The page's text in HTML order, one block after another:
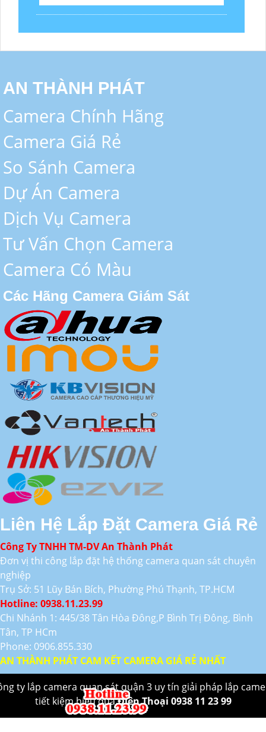
AN THÀNH PHÁT
Camera Chính Hãng
Camera Giá Rẻ
So Sánh Camera
Dự Án Camera
Dịch Vụ Camera
Tư Vấn Chọn Camera
Camera Có Màu
Các Hãng Camera Giám Sát
Liên Hệ Lắp Đặt Camera Giá Rẻ
Công Ty TNHH TM-DV An Thành Phát
Đơn vị thi công lắp đặt hệ thống camera quan sát chuyên
nghiệp
Trụ Sở: 51 Lũy Bán Bích, Phường Phú Thạnh, TP.HCM
Hotline: 0938.11.23.99
Chi Nhánh 1: 445/38 Tân Hòa Đông,P Bình Trị Đông, Bình
Tân, TP HCm
Phone: 0906.855.330
AN THÀNH PHÁT CAM KẾT CAMERA GIÁ RẺ NHẤT
ty lắp camera quan sát quận 3 uy tín giải pháp lắp
tiết kiệm hiệu quảĐiên Thoại 0938 11 23 99